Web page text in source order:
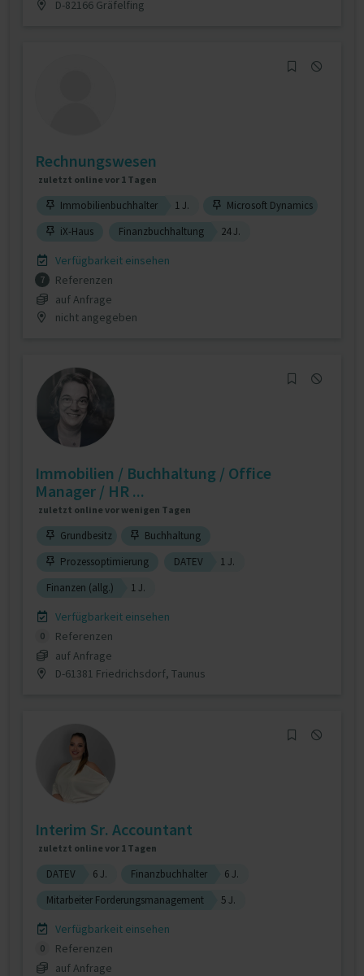
D-82166 Gräfelfing
Rechnungswesen
zuletzt online vor 1 Tagen
Immobilienbuchhalter 1 J.
Microsoft Dynamics
iX-Haus
Finanzbuchhaltung 24 J.
Verfügbarkeit einsehen
7
Referenzen
auf Anfrage
nicht angegeben
Immobilien / Buchhaltung / Office
Manager / HR ...
zuletzt online vor wenigen Tagen
Grundbesitz
Buchhaltung
Prozessoptimierung
DATEV
1 J.
Finanzen (allg.)
1 J.
Verfügbarkeit einsehen
0
Referenzen
auf Anfrage
D-61381 Friedrichsdorf, Taunus
Interim Sr. Accountant
zuletzt online vor 1 Tagen
DATEV 6 J. Finanzbuchhalter
6 J.
Mitarbeiter Forderungsmanagement
5 J.
Verfügbarkeit einsehen
0
Referenzen
auf Anfrage